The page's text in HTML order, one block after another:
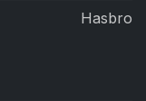
Hasbro